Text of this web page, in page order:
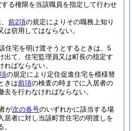
する権限を当該職員を指定して行わせ
前2項の規定によりその職務上知り
窃用してはならない。
住宅を明け渡そうとするときは、5
出て、住宅監理員又は町長の指定す
ればならない。
の規定により定住促進住宅を模様替
きは前項の検査の時までに入居者の
を行わなければならない。
が次の各号のいずれかに該当する場
居者に対し当該町営住宅の明渡しを